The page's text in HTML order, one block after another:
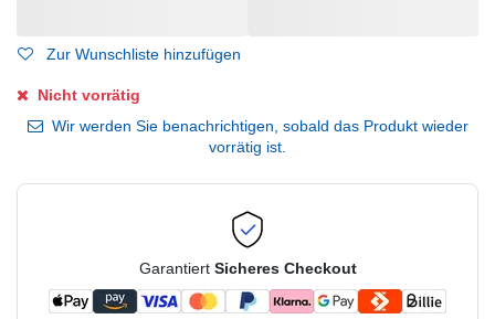
Zur Wunschliste hinzufügen
Nicht vorrätig
Wir werden Sie benachrichtigen, sobald das Produkt wieder
vorrätig ist.
Garantiert Sicheres Checkout